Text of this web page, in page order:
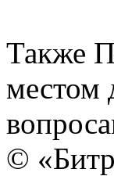
Также
местом
©